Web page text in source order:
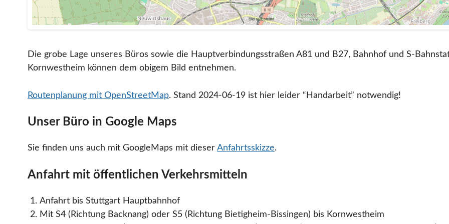
Die grobe Lage unseres Büros sowie die Hauptverbindungsstraßen A81 und B27, Bahnhof und S-
Kornwestheim können dem obigem Bild entnehmen.
Routenplanung mit OpenStreetMap. Stand 2024-06-19 ist hier leider “Handarbeit” notwendig!
Unser Büro in Google Maps
Sie finden uns auch mit GoogleMaps mit dieser Anfahrtsskizze.
Anfahrt mit öffentlichen Verkehrsmitteln
Anfahrt bis Stuttgart Hauptbahnhof
Mit S4 (Richtung Backnang) oder S5 (Richtung Bietigheim-Bissingen) bis Kornwestheim